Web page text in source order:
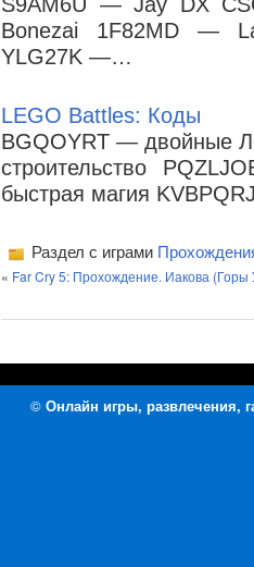
Bonezai 1F82MD —
YLG27K —…
LEGO Battles: Коды
BGQOYRT — двойные
строительство
быстрая магия
Раздел с играми
« Far Cry 5: Прохождение. Иакова (Горы
© Онлайн игры, развлечения,